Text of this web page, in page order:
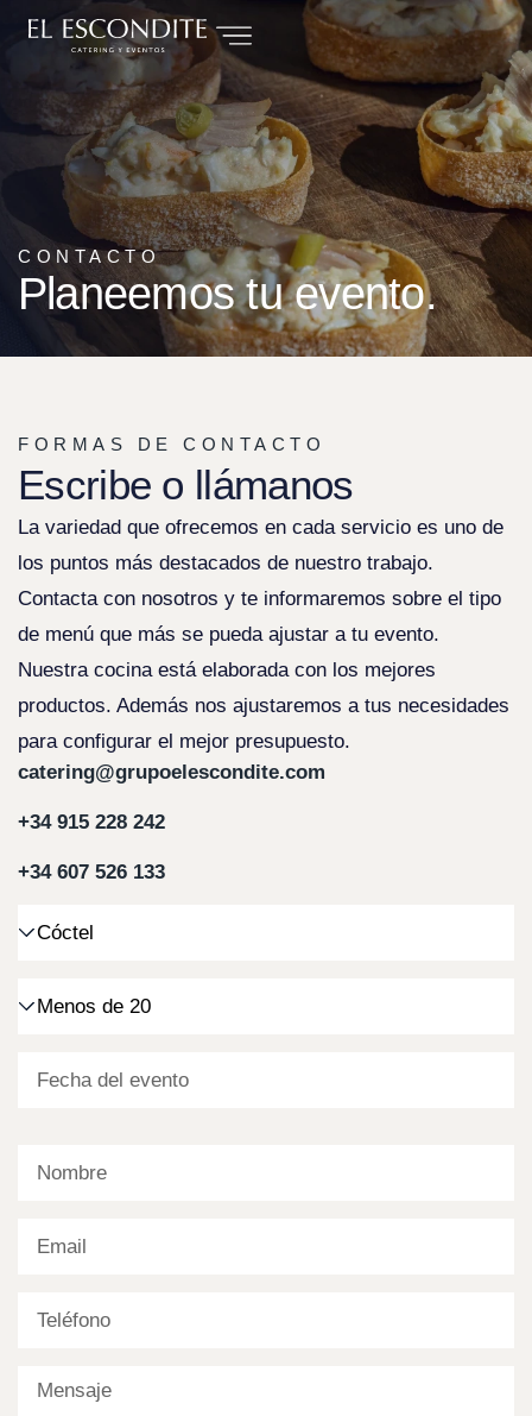
CONTACTO
Planeemos tu evento.
FORMAS DE CONTACTO
Escribe o llámanos
La variedad que ofrecemos en cada servicio es uno de
los puntos más destacados de nuestro trabajo.
Contacta con nosotros y te informaremos sobre el tipo
de menú que más se pueda ajustar a tu evento.
Nuestra cocina está elaborada con los mejores
productos. Además nos ajustaremos a tus necesidades
para configurar el mejor presupuesto.
catering@grupoelescondite.com
+34 915 228 242
+34 607 526 133